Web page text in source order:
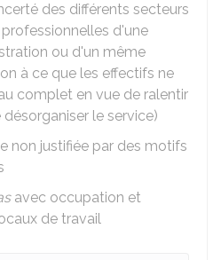
des différents secteurs
d'une
ou d'un même
à ce que les effectifs ne
complet en vue de ralentir
le service)
non justifiée par des motifs
avec occupation et
de travail